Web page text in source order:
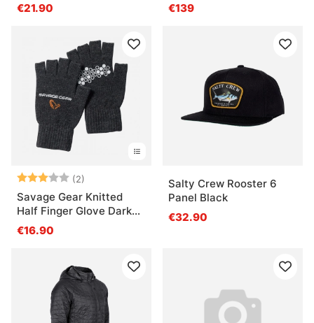
€21.90
€139
Arvio: (2)
3.0 5:sta tähdestä
Savage Gear Knitted
Half Finger Glove Dark
Grey Melange
€16.90
Salty Crew Rooster 6
Panel Black
€32.90